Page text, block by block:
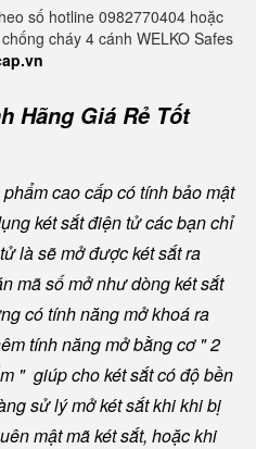
số hotline 0982770404 hoặc
cháy 4 cánh WELKO Safes
Hãng Giá Rẻ Tốt
cao cấp có tính bảo mật
két sắt điện tử các bạn chỉ
là sẽ mở được két sắt ra
mã số mở như dòng két sắt
có tính năng mở khoá ra
tính năng mở bằng cơ " 2
" giúp cho két sắt có độ bền
sử lý mở két sắt khi khi bị
mật mã két sắt, hoặc khi